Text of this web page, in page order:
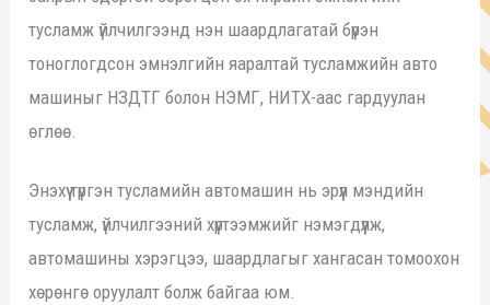
тусламж үйлчилгээнд нэн шаардлагатай бүрэн
тоноглогдсон эмнэлгийн яаралтай тусламжийн авто
машиныг НЗДТГ болон НЭМГ, НИТХ-аас гардуулан
өглөө.
Энэхүү түргэн тусламийн автомашин нь эрүүл мэндийн
тусламж, үйлчилгээний хүртээмжийг нэмэгдүүлж,
автомашины хэрэгцээ, шаардлагыг хангасан томоохон
хөрөнгө оруулалт болж байгаа юм.